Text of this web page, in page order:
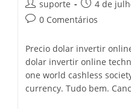
suporte 4 de
0 Comentários
Precio dolar invertir
dolar invertir online
one world cashless
currency. Tudo bem.